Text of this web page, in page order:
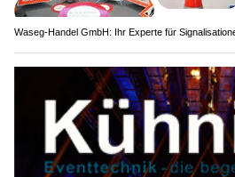
Waseg-Handel GmbH: Ihr Experte für